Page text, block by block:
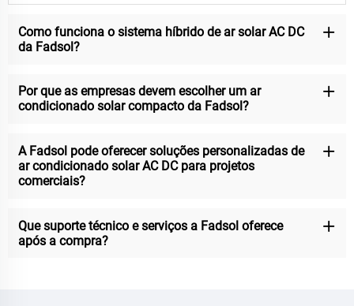
Como funciona o sistema híbrido de ar solar AC DC
da Fadsol?
Por que as empresas devem escolher um ar
condicionado solar compacto da Fadsol?
A Fadsol pode oferecer soluções personalizadas de
ar condicionado solar AC DC para projetos
comerciais?
Que suporte técnico e serviços a Fadsol oferece
após a compra?